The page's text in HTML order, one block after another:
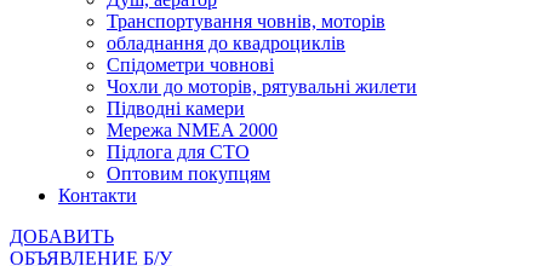
Транспортування човнів, моторів
обладнання до квадроциклів
Спідометри човнові
Чохли до моторів, рятувальні жилети
Підводні камери
Мережа NMEA 2000
Підлога для СТО
Оптовим покупцям
Контакти
ДОБАВИТЬ
ОБЪЯВЛЕНИЕ Б/У